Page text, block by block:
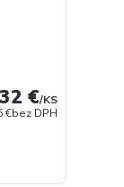
€/KS
€bez DPH